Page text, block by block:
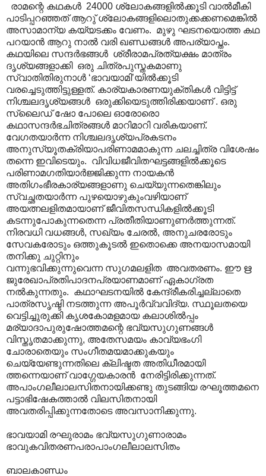
രാമന്റെ കഥകള്‍ ‍ 24000 ശ്ലോകങ്ങളില്‍ക്കൂടി വാല്‍മീകി
പാടിപ്പറഞ്ഞത് ആറു് ശ്ലോകങ്ങളിലൊതുക്കക്കണമെങ്കില്‍
അസാമാന്യ കയ്യടക്കം വേണം. മുഴു ഘടനയൊത്ത കഥ
പറയാന്‍ ആറു നാൽ വരി ഖണ്ഡങ്ങൾ‍ അപര്യാപ്തം.
കഥയിലെ സന്ദര്‍ഭങ്ങൾ‍ ശ്രീരാമപ്രത്യക്ഷം മാത്രം
ദൃശ്യങ്ങളാക്കി ഒരു ചിത്രപുസ്തകമാണു
സ്വാതിതിരുനാള്‍ ‘ഭാവയാമി’യില്‍ക്കൂടി
വരച്ചെടുത്തിട്ടുള്ളത്. കാര്യകാരണയുക്തികള്‍ വിട്ടിട്ട്
നിശ്ചലദൃശ്യങ്ങള്‍ ഒരുക്കിയെടുത്തിരിക്കയാണ് . ഒരു
സ്ലൈഡ് ഷോ പോലെ ഓരോരൊ
കഥാസന്ദര്‍ഭചിത്രങ്ങള്‍ മാറിമാറി വരികയാണ്.
വേഗതയാര്‍ന്ന നിശ്ചലദൃശ്യപ്രകടനം
അനുസ്യൂതക്രിയാപരിണാമമാകുന്ന ചലച്ചിത്ര വിശേഷം
തന്നെ ഇവിടെയും. വിവിധജീവിതഘട്ടങ്ങളില്‍ക്കൂടെ
പരിണാമഗതിയാര്‍ജ്ജിക്കുന്ന നായകന്‍
അതിഗം‍ഭീരകാര്യങ്ങളാണു ചെയ്യുന്നതെങ്കിലും
സ്വച്ഛതയാര്‍ന്ന പുഴയൊഴുകുംവഴിയാണ്
അയത്നലളിതമായാണ് ജീവിതസന്ധികളില്‍ക്കൂടി
കടന്നുപോകുന്നതെന്ന പ്രതീതിയാണുണര്‍ത്തുന്നത്.
നിരവധി വധങ്ങൾ‍, സഖ്യം ചേരല്‍, അനുചരരോടും
സേവകരോടും ഒത്തുകൂടല്‍ ഇതൊക്കെ അനയാസമായി
തനിക്കു ചുറ്റിനും
വന്നുഭവിക്കുന്നുവെന്ന സുഗമലളിത അവതരണം. ഈ ഋ
ജുരേഖാപ്രതിപാദനപ്രയാണമാണ് ഏകാഗ്രത
നല്‍കുന്നതും. കഥാഘടനയില്‍ കേന്ദ്രീകരിച്ചല്ലാതെ
പാത്രസൃഷ്ടി നടത്തുന്ന അപൂര്‍വ്വവിദ്യ. സ്ഥൂലതയെ
വെട്ടിച്ചുരുക്കി കൃശകോമളമായ കലാശില്‍പ്പം
മര്യാദാപുരുഷോത്തമന്റെ ഭവ്യസുഗുണങ്ങള്‍‍
വിസ്തൃതമാക്കുന്നു, അതേസമയം കാവ്യഭംഗി
ചോരാതെയും സംഗീതമയമാക്കുകയും
ചെയ്യേണ്ടുന്നതിലെ ക്ലിഷ്ടത അതിധീരമായി
ത്തന്നെയാണ് വാഗ്ഗേയകാരന്‍ നേരിട്ടിരിക്കുന്നത്. ‍
അപാംഗലീലാലസിതനായിക്കണ്ടു തുടങ്ങിയ രഘൂത്തമനെ
പട്ടാഭിഷേകത്താല്‍ വിലസിതനായി
അവതരിപ്പിക്കുന്നതോടെ അവസാനിക്കുന്നു.
ഭാവയാമി രഘുരാമം ഭവ്യസുഗുണാരാമം
ഭാവുകവിതരണപരാപാംഗലീലാലസിതം
ബാലകാണ്ഡം